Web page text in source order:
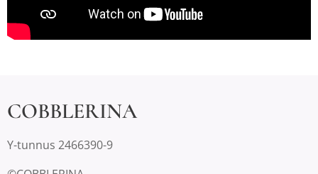
COBBLERINA
Y-tunnus 2466390-9